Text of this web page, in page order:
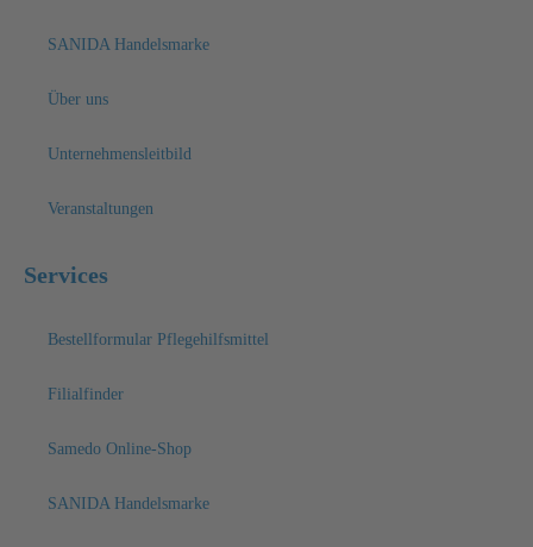
SANIDA Handelsmarke
Über uns
Unternehmensleitbild
Veranstaltungen
Services
Bestellformular Pflegehilfsmittel
Filialfinder
Samedo Online-Shop
SANIDA Handelsmarke